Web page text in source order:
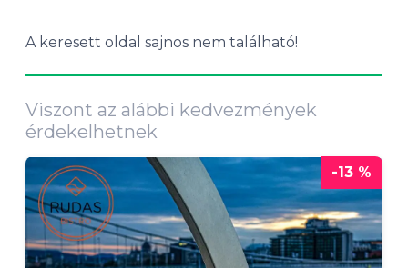
A keresett oldal sajnos nem található!
Viszont az alábbi kedvezmények
érdekelhetnek
-13 %